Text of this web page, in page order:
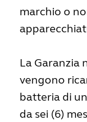
marchio o
La Garanzia
vengono
batteria di
da sei (6)